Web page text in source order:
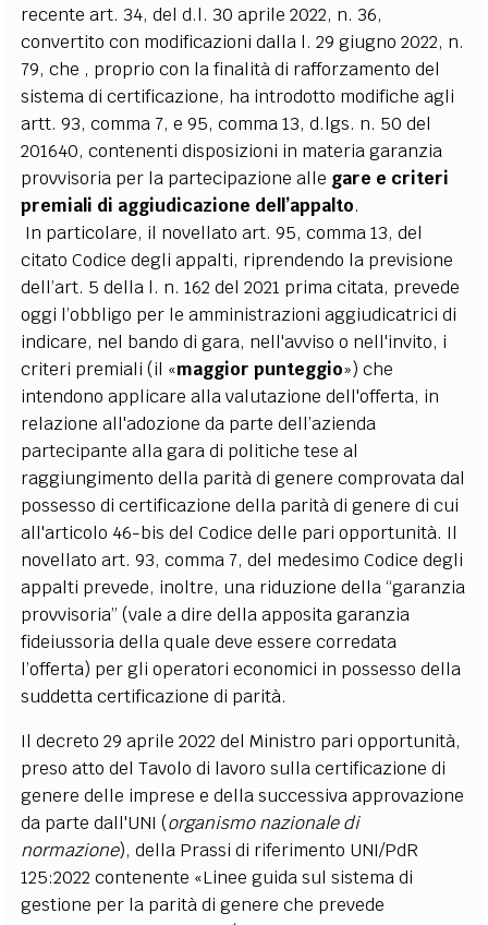
recente art. 34, del d.l. 30 aprile 2022, n. 36,
convertito con modificazioni dalla l. 29 giugno 2022, n.
79, che , proprio con la finalità di rafforzamento del
sistema di certificazione, ha introdotto modifiche agli
artt. 93, comma 7, e 95, comma 13, d.lgs. n. 50 del
201640, contenenti disposizioni in materia garanzia
provvisoria per la partecipazione alle gare e criteri
premiali di aggiudicazione dell’appalto.
In particolare, il novellato art. 95, comma 13, del
citato Codice degli appalti, riprendendo la previsione
dell’art. 5 della l. n. 162 del 2021 prima citata, prevede
oggi l’obbligo per le amministrazioni aggiudicatrici di
indicare, nel bando di gara, nell'avviso o nell'invito, i
criteri premiali (il «maggior punteggio») che
intendono applicare alla valutazione dell'offerta, in
relazione all'adozione da parte dell’azienda
partecipante alla gara di politiche tese al
raggiungimento della parità di genere comprovata dal
possesso di certificazione della parità di genere di cui
all'articolo 46-bis del Codice delle pari opportunità. Il
novellato art. 93, comma 7, del medesimo Codice degli
appalti prevede, inoltre, una riduzione della “garanzia
provvisoria” (vale a dire della apposita garanzia
fideiussoria della quale deve essere corredata
l’offerta) per gli operatori economici in possesso della
suddetta certificazione di parità.
Il decreto 29 aprile 2022 del Ministro pari opportunità,
preso atto del Tavolo di lavoro sulla certificazione di
genere delle imprese e della successiva approvazione
da parte dall'UNI (organismo nazionale di
normazione), della Prassi di riferimento UNI/PdR
125:2022 contenente «Linee guida sul sistema di
gestione per la parità di genere che prevede